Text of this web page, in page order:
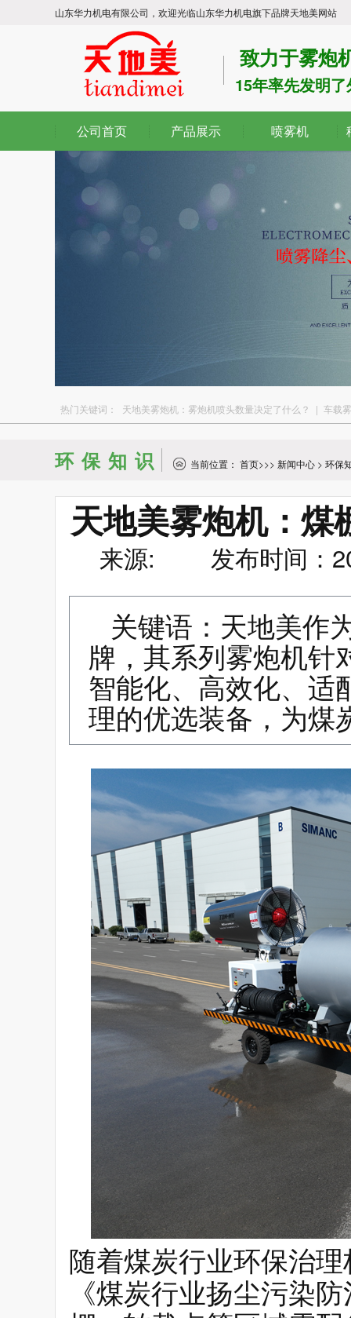
山东华力机电有限公司，欢迎光临山东华力机电旗下品牌天地美网站
致力于雾炮
15年率先发明
公司首页 产品展示 喷雾机
热门关键词： 天地美雾炮机：雾炮机喷头数量决定了什么？ | 车载
环保知识 当前位置： 首页>>> 新闻中心 > 环保
天地美雾炮机：煤
来源: 发布时间：
关键语：天地美作
牌，其系列雾炮机针
智能化、高效化、适
理的优选装备，为煤
随着煤炭行业环保治
《煤炭行业扬尘污染